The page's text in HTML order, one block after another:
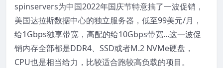
spinservers为中国2022年国庆节特意搞了一波促销，
美国达拉斯数据中心的独立服务器，低至99美元/月，
给1Gbps独享带宽，高配的给10Gbps带宽...这一波促
销内存全部都是DDR4、SSD或者M.2 NVMe硬盘，
CPU也是相当给力，比较适合跑较高负载的项目。